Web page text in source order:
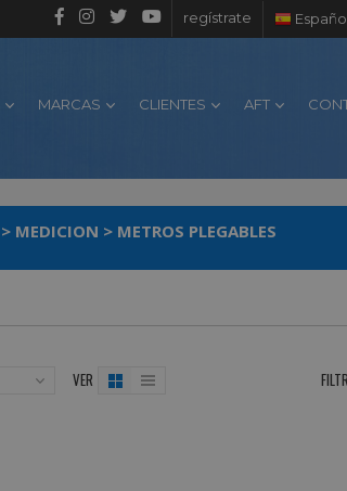
regístrate
MARCAS CLIENTES AFT
> MEDICION > METROS PLEGABLES
VER